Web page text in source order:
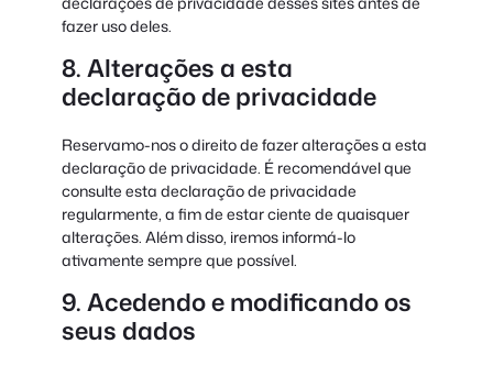
fazer uso deles.
8. Alterações a esta
declaração de privacidade
Reservamo-nos o direito de fazer alterações a esta
declaração de privacidade. É recomendável que
consulte esta declaração de privacidade
regularmente, a fim de estar ciente de quaisquer
alterações. Além disso, iremos informá-lo
ativamente sempre que possível.
9. Acedendo e modificando os
seus dados